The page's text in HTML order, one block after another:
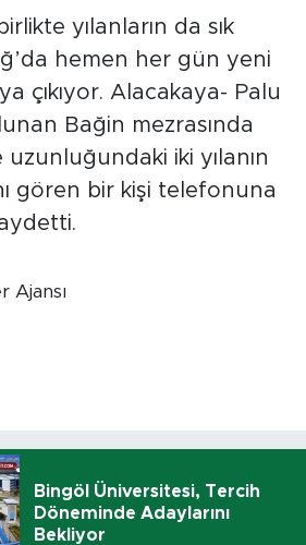
yılanların da sık
hemen her gün yeni
çıkıyor. Alacakaya- Palu
Bağin mezrasında
uzunluğundaki iki yılanın
gören bir kişi telefonuna
Ajansı
Bingöl Üniversitesi, Tercih
Döneminde Adaylarını
Bekliyor